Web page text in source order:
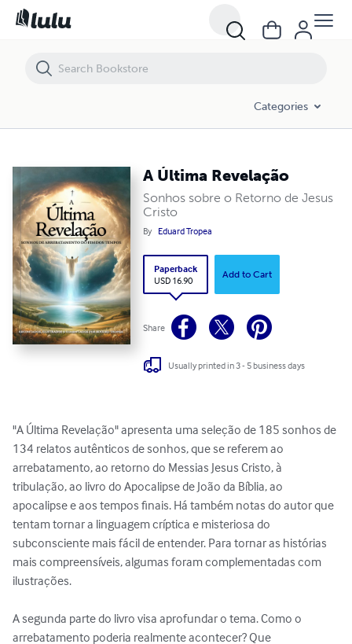
Categories
A Última Revelação
Sonhos sobre o Retorno de Jesus
Cristo
By Eduard Tropea
Paperback
USD 16.90
Add to Cart
Share
Usually printed in 3 - 5 business days
"A Última Revelação" apresenta uma seleção de 185 sonhos de
134 relatos autênticos de sonhos, que se referem ao
arrebatamento, ao retorno do Messias Jesus Cristo, à
tribulação, ao livro do Apocalipse de João da Bíblia, ao
apocalipse e aos tempos finais. Há também notas do autor que
tentam tornar a linguagem críptica e misteriosa do
subconsciente mais fácil de entender. Para tornar as histórias
mais compreensíveis, algumas foram complementadas com
ilustrações.
A segunda parte do livro visa aprofundar o tema. Como o
arrebatamento poderia realmente acontecer? Que
A Última Revelação